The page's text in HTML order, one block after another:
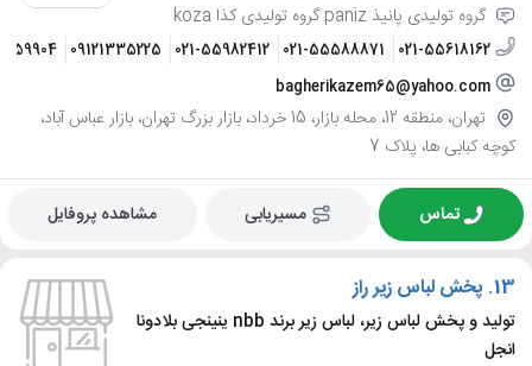
گروه تولیدی پانیذ paniz گروه تولیدی کذا koza
021-55618162
021-55588871
021-55982412
09121335225
bagherikazem65@yahoo.com
تهران، منطقه 12، محله بازار، 15 خرداد، بازار بزرگ تهران، بازار عباس آباد،
کوچه کبابی ها، پلاک 7
تماس مسیریابی مشاهده پروفایل
13. پخش لباس زیر راز
تولید و پخش لباس زیر، لباس زیر برند nbb ینینجی بلادونا
انجل